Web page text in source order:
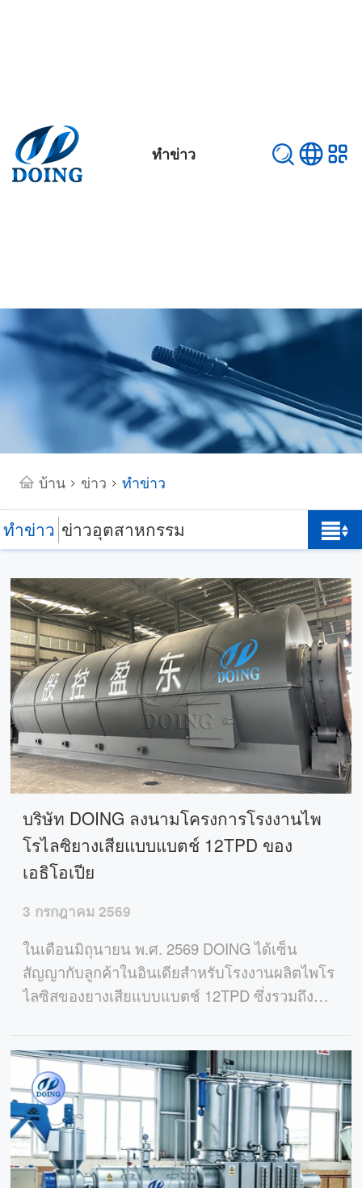
ทำข่าว
บ้าน > ข่าว > ทำข่าว
ทำข่าว ข่าวอุตสาหกรรม
บริษัท DOING ลงนามโครงการโรงงานไพ
โรไลซิยางเสียแบบแบตช์ 12TPD ของ
เอธิโอเปีย
3 กรกฎาคม 2569
ในเดือนมิถุนายน พ.ศ. 2569 DOING ได้เซ็น
สัญญากับลูกค้าในอินเดียสำหรับโรงงานผลิตไพโร
ไลซิสของยางเสียแบบแบตช์ 12TPD ซึ่งรวมถึง
เอธิโอเปีย